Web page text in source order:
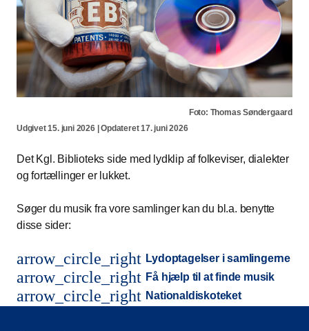
Foto: Thomas Søndergaard
Udgivet 15. juni 2026 | Opdateret 17. juni 2026
Det Kgl. Biblioteks side med lydklip af folkeviser, dialekter
og fortællinger er lukket.
Søger du musik fra vore samlinger kan du bl.a. benytte
disse sider:
arrow_circle_right Lydoptagelser i samlingerne
arrow_circle_right Få hjælp til at finde musik
arrow_circle_right Nationaldiskoteket